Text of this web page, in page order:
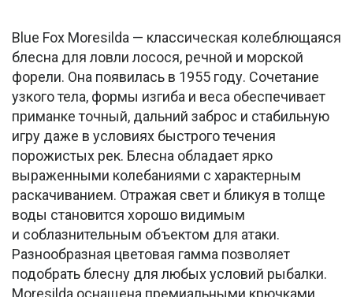
Blue Fox Moresilda — классическая колеблющаяся
блесна для ловли лосося, речной и морской
форели. Она появилась в 1955 году. Сочетание
узкого тела, формы изгиба и веса обеспечивает
приманке точный, дальний заброс и стабильную
игру даже в условиях быстрого течения
порожистых рек. Блесна обладает ярко
выраженными колебаниями с характерным
раскачиванием. Отражая свет и бликуя в толще
воды становится хорошо видимым
и соблазнительным объектом для атаки.
Разнообразная цветовая гамма позволяет
подобрать блесну для любых условий рыбалки.